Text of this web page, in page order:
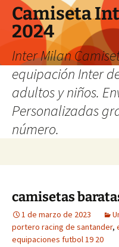
Camiseta
2024
Inter Milan
equipación Inter
adultos y niños.
Personalizadas
número.
camisetas
1 de marzo de 2023
portero racing de santander,
equipaciones futbol 19 20